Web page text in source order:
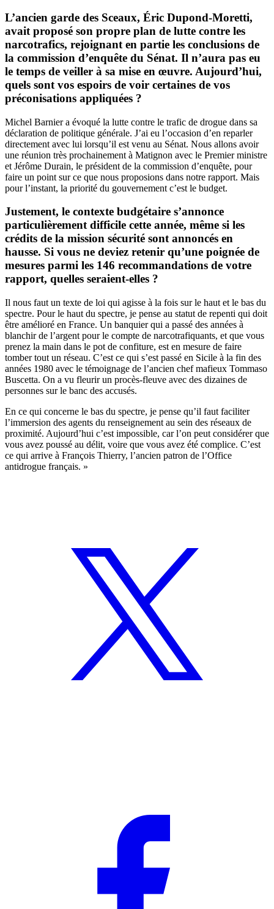
L’ancien garde des Sceaux, Éric Dupond-Moretti,
avait proposé son propre plan de lutte contre les
narcotrafics, rejoignant en partie les conclusions de
la commission d’enquête du Sénat. Il n’aura pas eu
le temps de veiller à sa mise en œuvre. Aujourd’hui,
quels sont vos espoirs de voir certaines de vos
préconisations appliquées ?
Michel Barnier a évoqué la lutte contre le trafic de drogue dans sa
déclaration de politique générale. J’ai eu l’occasion d’en reparler
directement avec lui lorsqu’il est venu au Sénat. Nous allons avoir
une réunion très prochainement à Matignon avec le Premier ministre
et Jérôme Durain, le président de la commission d’enquête, pour
faire un point sur ce que nous proposions dans notre rapport. Mais
pour l’instant, la priorité du gouvernement c’est le budget.
Justement, le contexte budgétaire s’annonce
particulièrement difficile cette année, même si les
crédits de la mission sécurité sont annoncés en
hausse. Si vous ne deviez retenir qu’une poignée de
mesures parmi les 146 recommandations de votre
rapport, quelles seraient-elles ?
Il nous faut un texte de loi qui agisse à la fois sur le haut et le bas du
spectre. Pour le haut du spectre, je pense au statut de repenti qui doit
être amélioré en France. Un banquier qui a passé des années à
blanchir de l’argent pour le compte de narcotrafiquants, et que vous
prenez la main dans le pot de confiture, est en mesure de faire
tomber tout un réseau. C’est ce qui s’est passé en Sicile à la fin des
années 1980 avec le témoignage de l’ancien chef mafieux Tommaso
Buscetta. On a vu fleurir un procès-fleuve avec des dizaines de
personnes sur le banc des accusés.
En ce qui concerne le bas du spectre, je pense qu’il faut faciliter
l’immersion des agents du renseignement au sein des réseaux de
proximité. Aujourd’hui c’est impossible, car l’on peut considérer que
vous avez poussé au délit, voire que vous avez été complice. C’est
ce qui arrive à François Thierry, l’ancien patron de l’Office
antidrogue français. »